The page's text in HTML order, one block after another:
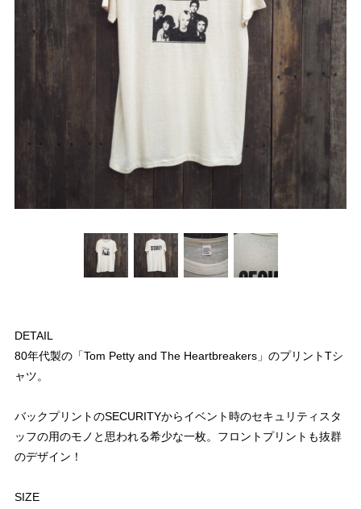
DETAIL
80年代製の「Tom Petty and The Heartbreakers」のプリントTシ
ャツ。
バックプリントのSECURITYからイベント時のセキュリティスタ
ッフの用のモノと思われる希少な一枚。フロントプリントも抜群
のデザイン！
SIZE